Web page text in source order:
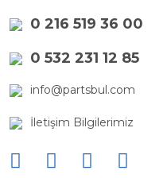
0 216 519 36 00
0 532 231 12 85
info@partsbul.com
İletişim Bilgilerimiz